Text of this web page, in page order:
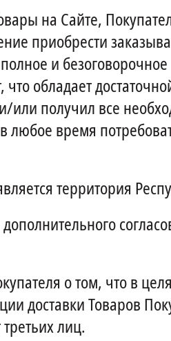
на Сайте,
приобрести
и
что обладает
или получил все
время
территория
о том, что в
доставки Товаров
лиц.